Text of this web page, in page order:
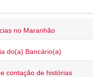
no Maranhão
do(a) Bancário(a)
contação de histórias